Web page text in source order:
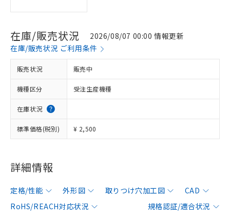
在庫/販売状況
2026/08/07 00:00 情報更新
在庫/販売状況 ご利用条件
販売状況 販売中
機種区分 受注生産機種
在庫状況
標準価格(税別) ¥ 2,500
詳細情報
定格/性能 外形図 取りつけ穴加工図
CAD
RoHS/REACH対応状況
規格認証/適合状況